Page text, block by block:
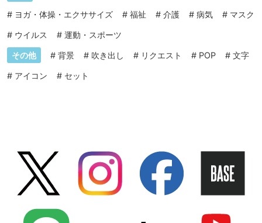
# ヨガ・体操・エクササイズ # 福祉 # 介護 # 病気 # マスク
# ウイルス # 運動・スポーツ
その他 # 背景 # 吹き出し # リクエスト # POP # 文字
# アイコン # セット